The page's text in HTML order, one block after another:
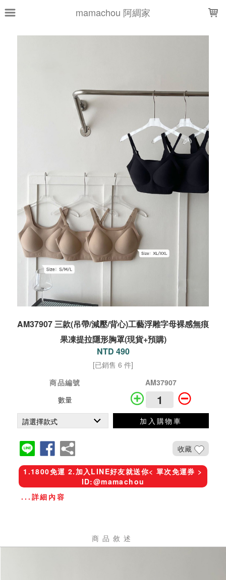
mamachou 阿綢家
AM37907 三款(吊帶/減壓/背心)工藝浮雕字母裸感無痕
果凍提拉隱形胸罩(現貨+預購)
NTD 490
[已銷售 6 件]
商品編號
AM37907
數量
加入購物車
收藏
1.1800免運 2.加入LINE好友就送你< 單次免運券 >
ID:@mamachou
...詳細內容
商品敘述